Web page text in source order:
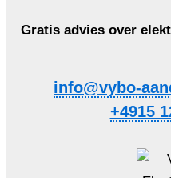
Gratis advies over
info@vybo-
+4915